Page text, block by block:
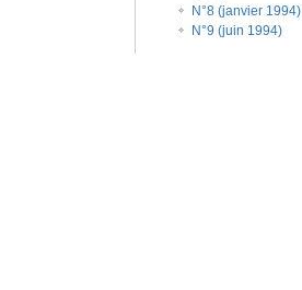
N°8 (janvier 1994)
N°9 (juin 1994)